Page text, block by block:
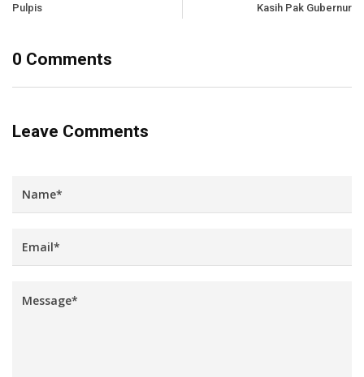
Pulpis
Kasih Pak Gubernur
0 Comments
Leave Comments